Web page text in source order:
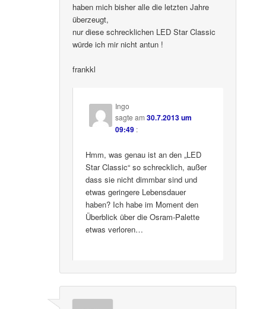
haben mich bisher alle die letzten Jahre
überzeugt,
nur diese schrecklichen LED Star Classic
würde ich mir nicht antun !
frankkl
Ingo
sagte am30.7.2013 um
09:49 :
Hmm, was genau ist an den „LED
Star Classic“ so schrecklich, außer
dass sie nicht dimmbar sind und
etwas geringere Lebensdauer
haben? Ich habe im Moment den
Überblick über die Osram-Palette
etwas verloren…